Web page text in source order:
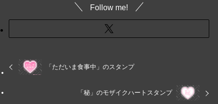
Follow me!
「ただいま食事中」のスタンプ
「秘」のモザイクハートスタンプ